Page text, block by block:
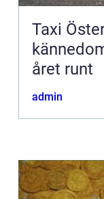
Taxi Östersund
året runt
admin